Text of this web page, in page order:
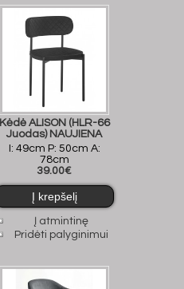
Kėdė ALISON (HLR-66
Juodas) NAUJIENA
I: 49cm P: 50cm A:
78cm
39.00€
Į atmintinę
Pridėti palyginimui